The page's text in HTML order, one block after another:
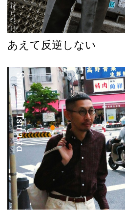
あえて反逆しない
Satoshi Tsuruta